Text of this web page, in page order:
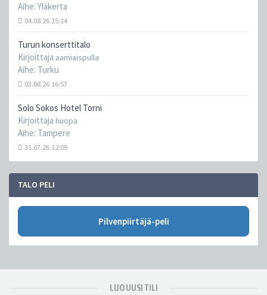
Aihe: Yläkerta
04.08.26 15:14
Turun konserttitalo
Kirjoittaja aamiaispulla
Aihe: Turku
03.08.26 16:57
Solo Sokos Hotel Torni
Kirjoittaja huopa
Aihe: Tampere
31.07.26 12:09
TALO PELI
Pilvenpiirtäjä-peli
LUO UUSI TILI